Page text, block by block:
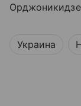
Украина